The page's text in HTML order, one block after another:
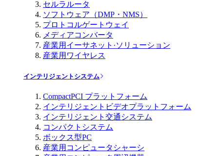
セルラルータ
ソフトウェア（DMP・NMS）
プロトコルゲートウェイ
メディアコンバータ
産業用イーサネット·ソリューション
産業用ワイヤレス
インテリジェントシステム
CompactPCI プラットフォーム
インテリジェントビデオプラットフォーム
インテリジェント交通システム
コンパクトシステム
ボックス型PC
産業用コンピュータシャーシ